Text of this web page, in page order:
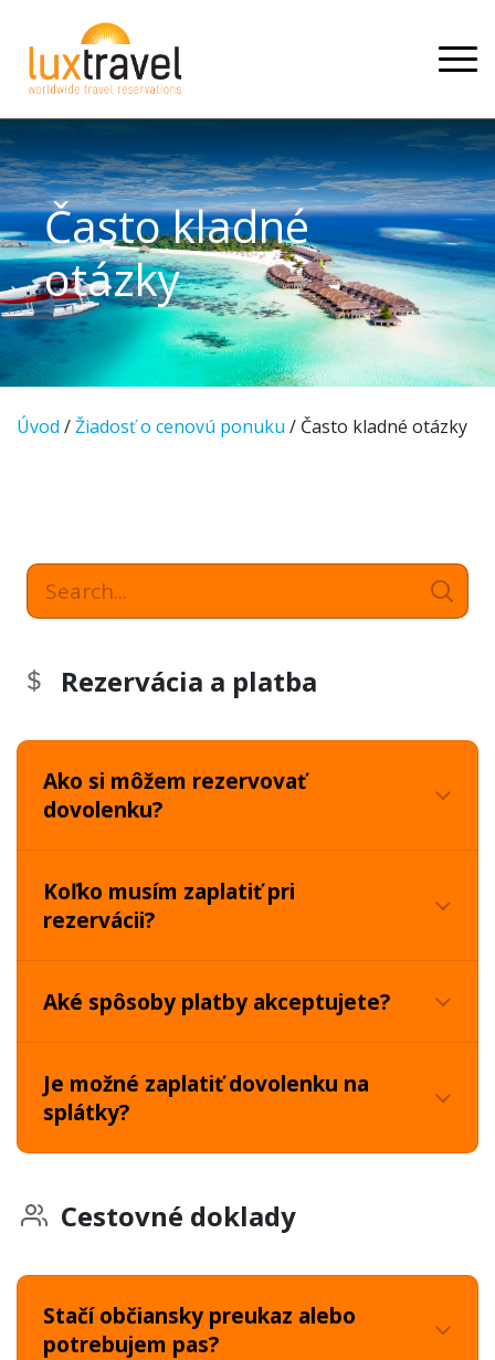
Často kladné
otázky
Úvod /Žiadosť o cenovú ponuku / Často kladné otázky
Rezervácia a platba
Ako si môžem rezervovať
dovolenku?
Koľko musím zaplatiť pri
rezervácii?
Aké spôsoby platby akceptujete?
Je možné zaplatiť dovolenku na
splátky?
Cestovné doklady
Stačí občiansky preukaz alebo
potrebujem pas?